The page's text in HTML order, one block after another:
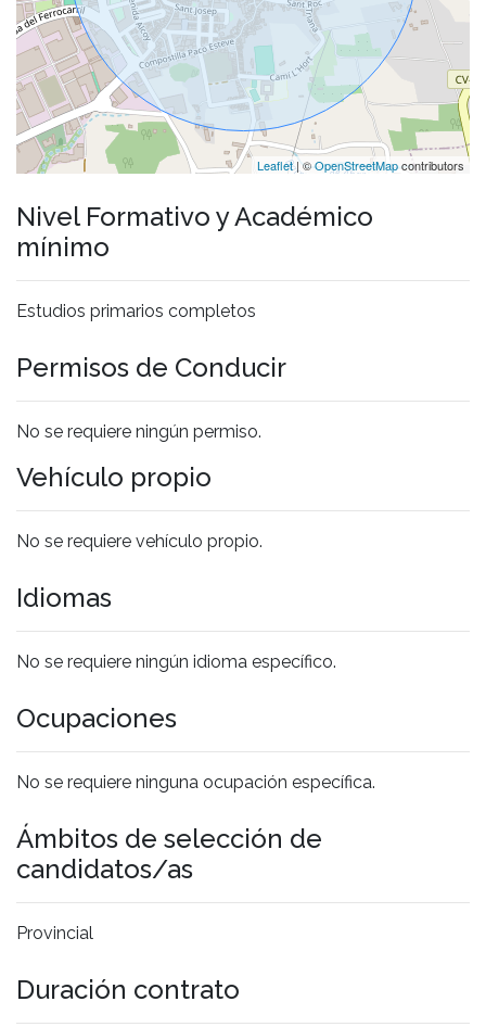
Leaflet| ©OpenStreetMapcontributors
Nivel Formativo y Académico
mínimo
Estudios primarios completos
Permisos de Conducir
No se requiere ningún permiso.
Vehículo propio
No se requiere vehículo propio.
Idiomas
No se requiere ningún idioma específico.
Ocupaciones
No se requiere ninguna ocupación específica.
Ámbitos de selección de
candidatos/as
Provincial
Duración contrato